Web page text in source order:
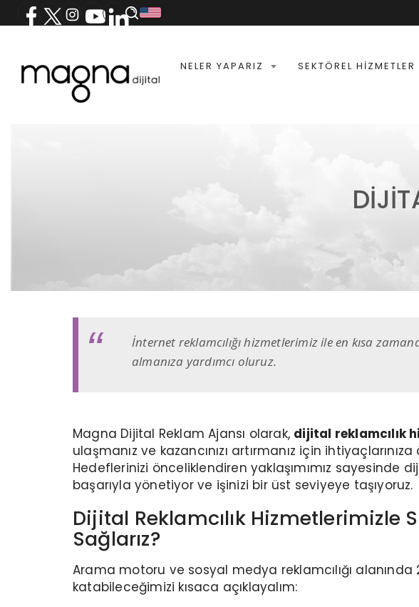
NELER YAPARIZ SEKTÖREL HIZMETLER
İnternet reklamcılığı hizmetlerimiz ile en kısa
almanıza yardımcı oluruz.
Magna Dijital Reklam Ajansı olarak, dijital reklamcılık
ulaşmanız ve kazancınızı artırmanız için
Hedeflerinizi önceliklendiren yaklaşımımız sayesinde
başarıyla yönetiyor ve işinizi bir üst seviyeye taşıyoruz.
Dijital Reklamcılık Hizmetlerimizle
Sağlarız?
Arama motoru ve sosyal medya reklamcılığı
katabileceğimizi kısaca açıklayalım: